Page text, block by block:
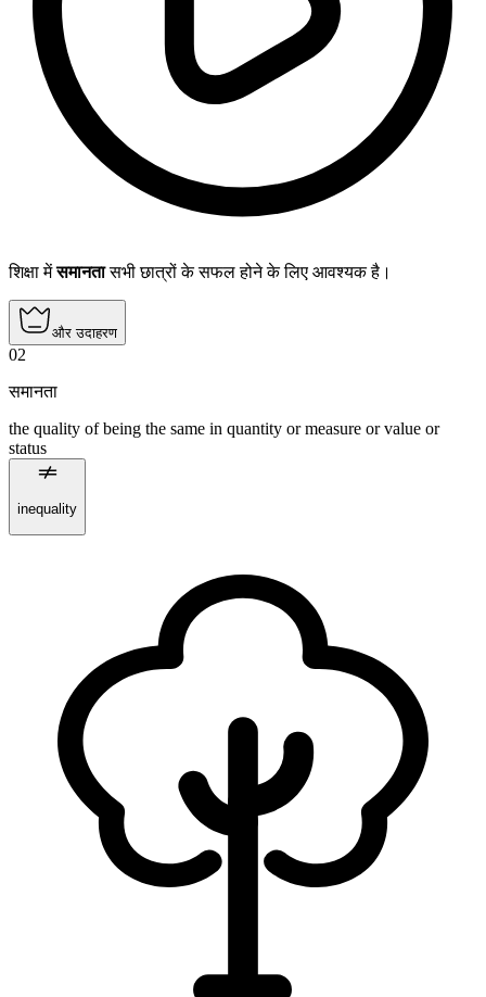
शिक्षा मेंसमानतासभी छात्रों के सफल होने के लिए आवश्यक है।
और उदाहरण
02
समानता
the quality of being the same in quantity or measure or value or
status
inequality